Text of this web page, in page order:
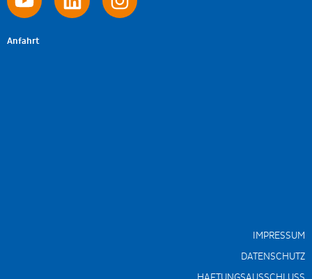
Anfahrt
IMPRESSUM
DATENSCHUTZ